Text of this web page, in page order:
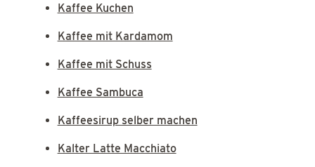
Kaffee Kuchen
Kaffee mit Kardamom
Kaffee mit Schuss
Kaffee Sambuca
Kaffeesirup selber machen
Kalter Latte Macchiato